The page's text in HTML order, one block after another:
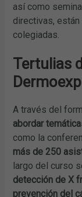
así como
directivas,
colegiadas.
Tertulias
A través del
abordar
como la
más de 250
largo del curso
detección de X
prevención del